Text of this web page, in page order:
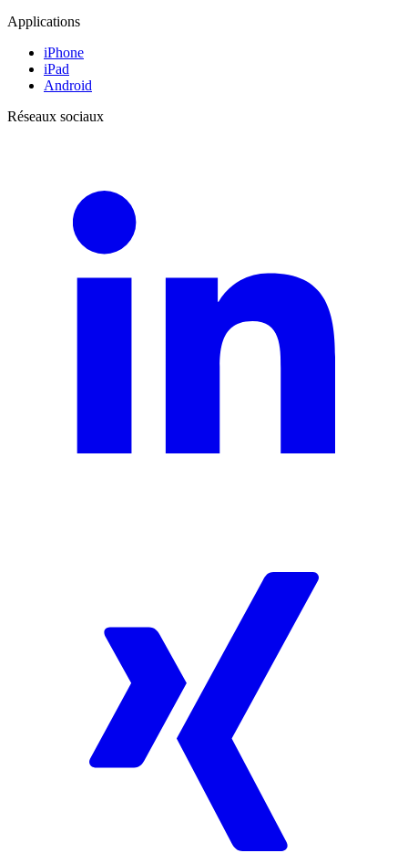
Applications
iPhone
iPad
Android
Réseaux sociaux